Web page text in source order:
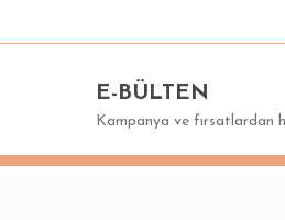
Ürün açıklamasında
Ürün bilgilerinde
Ürün fiyatı diğer
E-BÜLTEN
Kampanya ve fırsatlardan